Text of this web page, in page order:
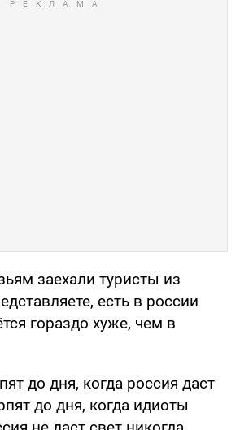
заехали туристы из
есть в россии
гораздо хуже, чем в
до дня, когда россия даст
до дня, когда идиоты